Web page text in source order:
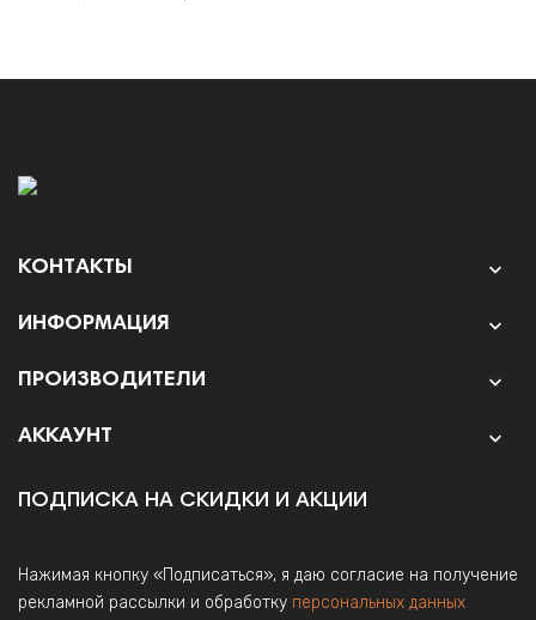
КОНТАКТЫ 
ИНФОРМАЦИЯ 
ПРОИЗВОДИТЕЛИ 
АККАУНТ 
ПОДПИСКА НА СКИДКИ И АКЦИИ
Нажимая кнопку «Подписаться», я даю согласие на получение
рекламной рассылки и обработку персональных данных